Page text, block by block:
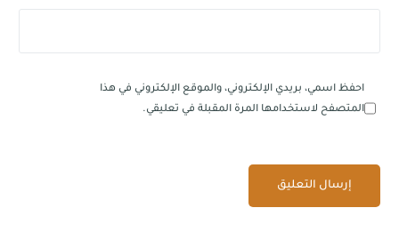
احفظ اسمي، بريدي الإلكتروني، والموقع الإلكتروني في هذا
المتصفح لاستخدامها المرة المقبلة في تعليقي.